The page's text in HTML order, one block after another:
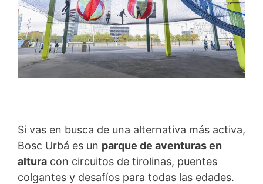
Si vas en busca de una alternativa más activa,
Bosc Urbá es un parque de aventuras en
altura con circuitos de tirolinas, puentes
colgantes y desafíos para todas las edades.